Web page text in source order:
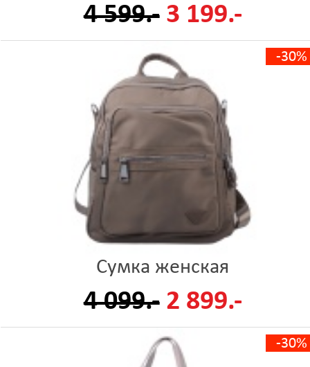
4 599.- 3 199.-
-30%
Сумка женская
4 099.- 2 899.-
-30%